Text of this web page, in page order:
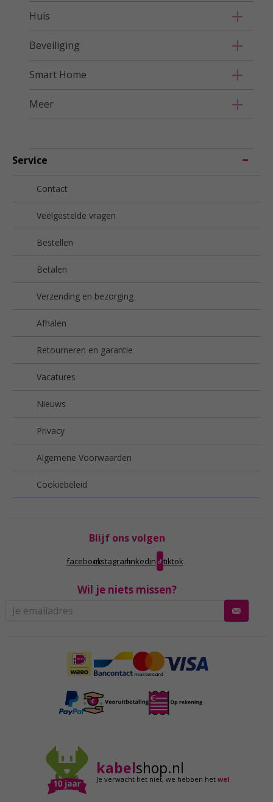
Huis
Beveiliging
Smart Home
Meer
Service
Contact
Veelgestelde vragen
Bestellen
Betalen
Verzending en bezorging
Afhalen
Retourneren en garantie
Vacatures
Nieuws
Privacy
Algemene Voorwaarden
Cookiebeleid
Blijf ons volgen
facebookinstagramlinkedin tiktok
Wil je niets missen?
kabelshop.nl
Je verwacht het niet,we hebben hetwel